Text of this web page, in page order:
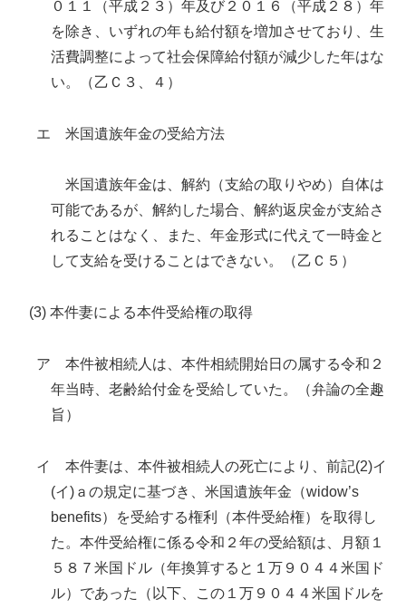
０１１（平成２３）年及び２０１６（平成２８）年
を除き、いずれの年も給付額を増加させており、生
活費調整によって社会保障給付額が減少した年はな
い。（乙Ｃ３、４）
エ 米国遺族年金の受給方法
米国遺族年金は、解約（支給の取りやめ）自体は
可能であるが、解約した場合、解約返戻金が支給さ
れることはなく、また、年金形式に代えて一時金と
して支給を受けることはできない。（乙Ｃ５）
(3) 本件妻による本件受給権の取得
ア 本件被相続人は、本件相続開始日の属する令和２
年当時、老齢給付金を受給していた。（弁論の全趣
旨）
イ 本件妻は、本件被相続人の死亡により、前記(2)イ
(イ)ａの規定に基づき、米国遺族年金（widow’s
benefits）を受給する権利（本件受給権）を取得し
た。本件受給権に係る令和２年の受給額は、月額１
５８７米国ドル（年換算すると１万９０４４米国ド
ル）であった（以下、この１万９０４４米国ドルを